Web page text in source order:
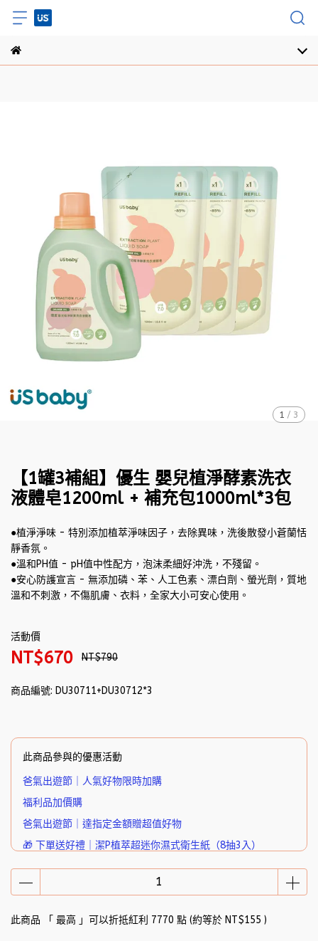
1 / 3
【1罐3補組】優生 嬰兒植淨酵素洗衣
液體皂1200ml + 補充包1000ml*3包
●植淨淨味 - 特別添加植萃淨味因子，去除異味，洗後散發小蒼蘭恬
靜香氛。
●溫和PH值 - pH值中性配方，泡沫柔細好沖洗，不殘留。
●安心防護宣言 - 無添加磷、苯、人工色素、漂白劑、螢光劑，質地
溫和不刺激，不傷肌膚、衣料，全家大小可安心使用。
活動價
NT$670 NT$790
商品編號: DU30711+DU30712*3
此商品參與的優惠活動
爸氣出遊節｜人氣好物限時加購
福利品加價購
爸氣出遊節｜達指定金額贈超值好物
🎁 下單送好禮｜潔P植萃超迷你濕式衛生紙（8抽3入）
此商品 「 最高 」可以折抵紅利 7770 點 (約等於 NT$155 )